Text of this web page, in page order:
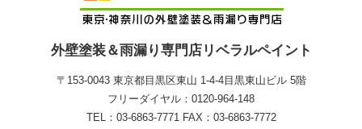
外壁塗装＆雨漏り専門店リベラルペイント
〒153-0043 東京都目黒区東山 1‐4‐4目黒東山ビル 5階
フリーダイヤル：0120-964-148
TEL：03-6863-7771 FAX：03-6863-7772